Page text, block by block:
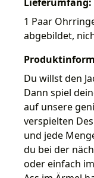
1 Paar
abgebildet,
Du willst den
Dann spiel
auf unsere
verspielten
und jede
du bei der
oder einfach